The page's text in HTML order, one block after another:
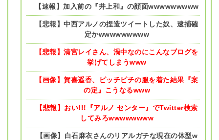
【速報】加入前の『井上和』の顔面wwwwwwwww
【悲報】中西アルノの捏造ツイートした奴、逮捕確
定かwwwwwwwww
【悲報】清宮レイさん、渦中なのにこんなブログを
挙げてしまうwww
【画像】賀喜遥香、ピッチピチの服を着た結果『案
の定』こうなるwww
【悲報】おい!!!『アルノ センター』でTwitter検索
してみろwwwwwwww
【画像】白石麻衣さんのリアルガチな現在の体型w